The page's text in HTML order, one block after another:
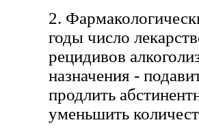
2.
годы число
рецидивов
назначения -
продлить
уменьшить